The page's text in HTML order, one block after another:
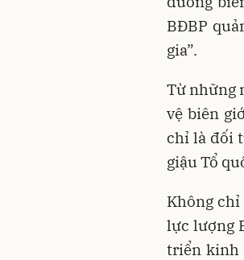
BĐBP
gia”.
Từ những
vệ biên
chỉ là đối
giậu Tổ
Không
lực lượng
triển kinh